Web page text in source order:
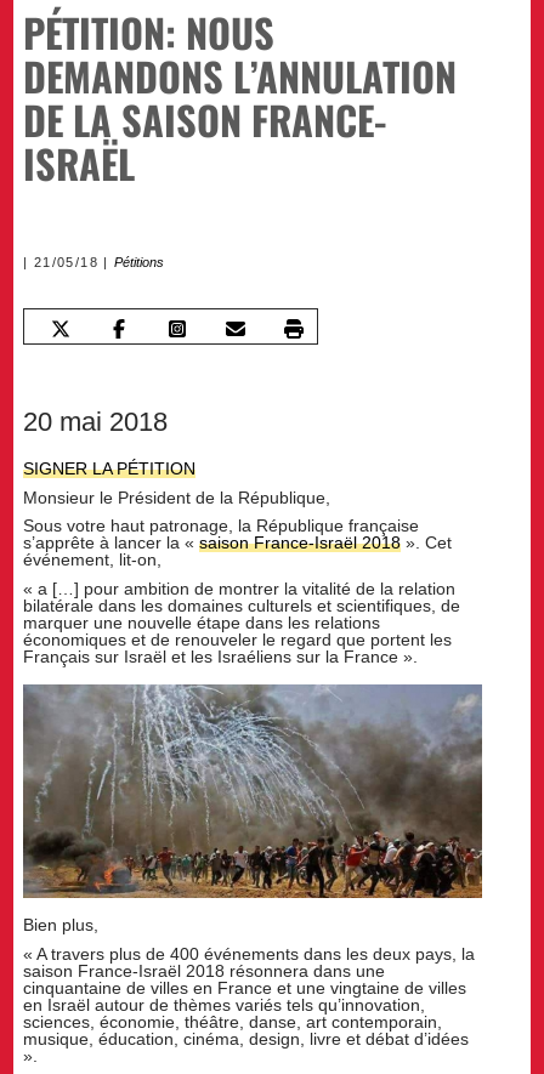
PÉTITION: NOUS
DEMANDONS L’ANNULATION
DE LA SAISON FRANCE-
ISRAËL
21/05/18 Pétitions
20 mai 2018
SIGNER LA PÉTITION
Monsieur le Président de la République,
Sous votre haut patronage, la République française
s’apprête à lancer la «saison France-Israël 2018 ». Cet
événement, lit-on,
« a […] pour ambition de montrer la vitalité de la relation
bilatérale dans les domaines culturels et scientifiques, de
marquer une nouvelle étape dans les relations
économiques et de renouveler le regard que portent les
Français sur Israël et les Israéliens sur la France ».
Bien plus,
« A travers plus de 400 événements dans les deux pays, la
saison France-Israël 2018 résonnera dans une
cinquantaine de villes en France et une vingtaine de villes
en Israël autour de thèmes variés tels qu’innovation,
sciences, économie, théâtre, danse, art contemporain,
musique, éducation, cinéma, design, livre et débat d’idées
».